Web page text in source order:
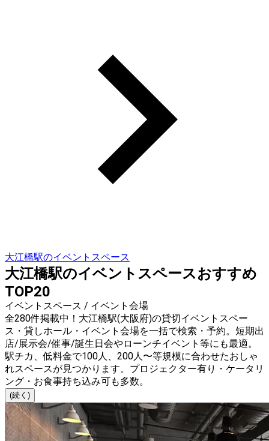
大江橋駅のイベントスペース
大江橋駅のイベントスペースおすすめ
TOP20
イベントスペース / イベント会場
全280件掲載中！大江橋駅(大阪府)の貸切イベントスペー
ス・貸しホール・イベント会場を一括で検索・予約。短期出
店/展示会/催事/誕生日会やローンチイベント等にも最適。
駅チカ、低料金で100人、200人〜等規模に合わせたおしゃ
れスペースが見つかります。プロジェクター有り・ケータリ
ング・お食事持ち込み可も多数。
(続く)